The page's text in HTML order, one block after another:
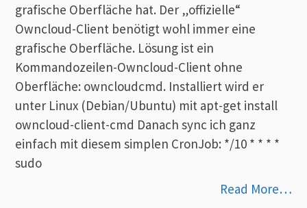
grafische Oberfläche hat. Der „offizielle“
Owncloud-Client benötigt wohl immer eine
grafische Oberfläche. Lösung ist ein
Kommandozeilen-Owncloud-Client ohne
Oberfläche: owncloudcmd. Installiert wird er
unter Linux (Debian/Ubuntu) mit apt-get install
owncloud-client-cmd Danach sync ich ganz
einfach mit diesem simplen CronJob: */10 * * * *
sudo
Read More…